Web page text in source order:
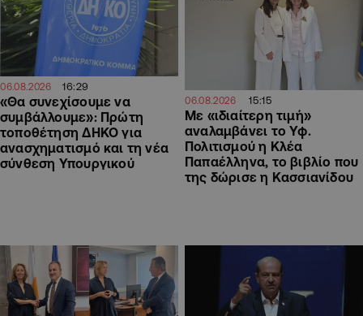
06.08.2026 16:29
«Θα συνεχίσουμε να
συμβάλλουμε»: Πρώτη
τοποθέτηση ΔΗΚΟ για
ανασχηματισμό και τη νέα
σύνθεση Υπουργικού
06.08.2026 15:15
Με «ιδιαίτερη τιμή»
αναλαμβάνει το Υφ.
Πολιτισμού η Κλέα
Παπαέλληνα, το βιβλίο που
της δώρισε η Κασσιανίδου